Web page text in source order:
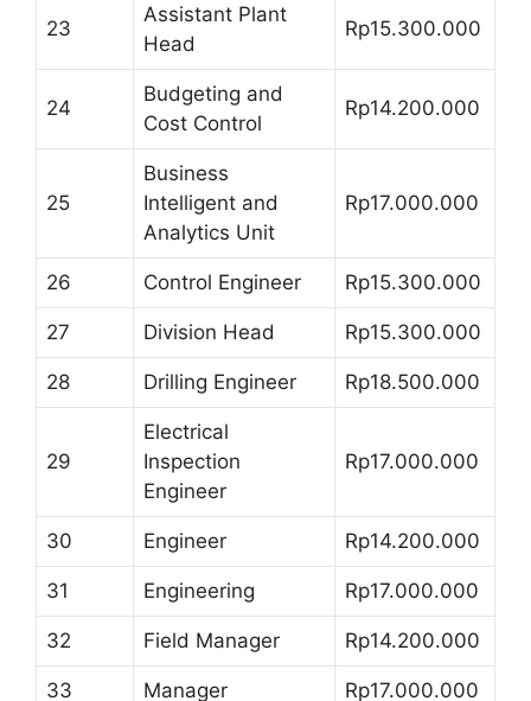
23
Assistant Plant
Head
Rp15.300.000
24
Budgeting and
Cost Control
Rp14.200.000
25
Business
Intelligent and
Analytics Unit
Rp17.000.000
26 Control Engineer Rp15.300.000
27 Division Head Rp15.300.000
28 Drilling Engineer Rp18.500.000
29
Electrical
Inspection
Engineer
Rp17.000.000
30 Engineer Rp14.200.000
31 Engineering Rp17.000.000
32 Field Manager Rp14.200.000
33 Manager Rp17.000.000